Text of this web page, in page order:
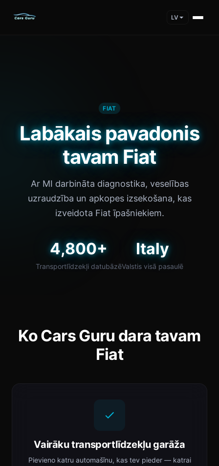
LV
FIAT
Labākais pavadonis
tavam Fiat
Ar MI darbināta diagnostika, veselības
uzraudzība un apkopes izsekošana, kas
izveidota Fiat īpašniekiem.
4,800+
Transportlīdzekļi datubāzē
Italy
Valstis visā pasaulē
Ko Cars Guru dara tavam
Fiat
Vairāku transportlīdzekļu garāža
Pievieno katru automašīnu, kas tev pieder — katrai